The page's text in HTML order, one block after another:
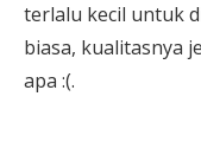
terlalu kecil untuk
biasa, kualitasnya
apa :(.